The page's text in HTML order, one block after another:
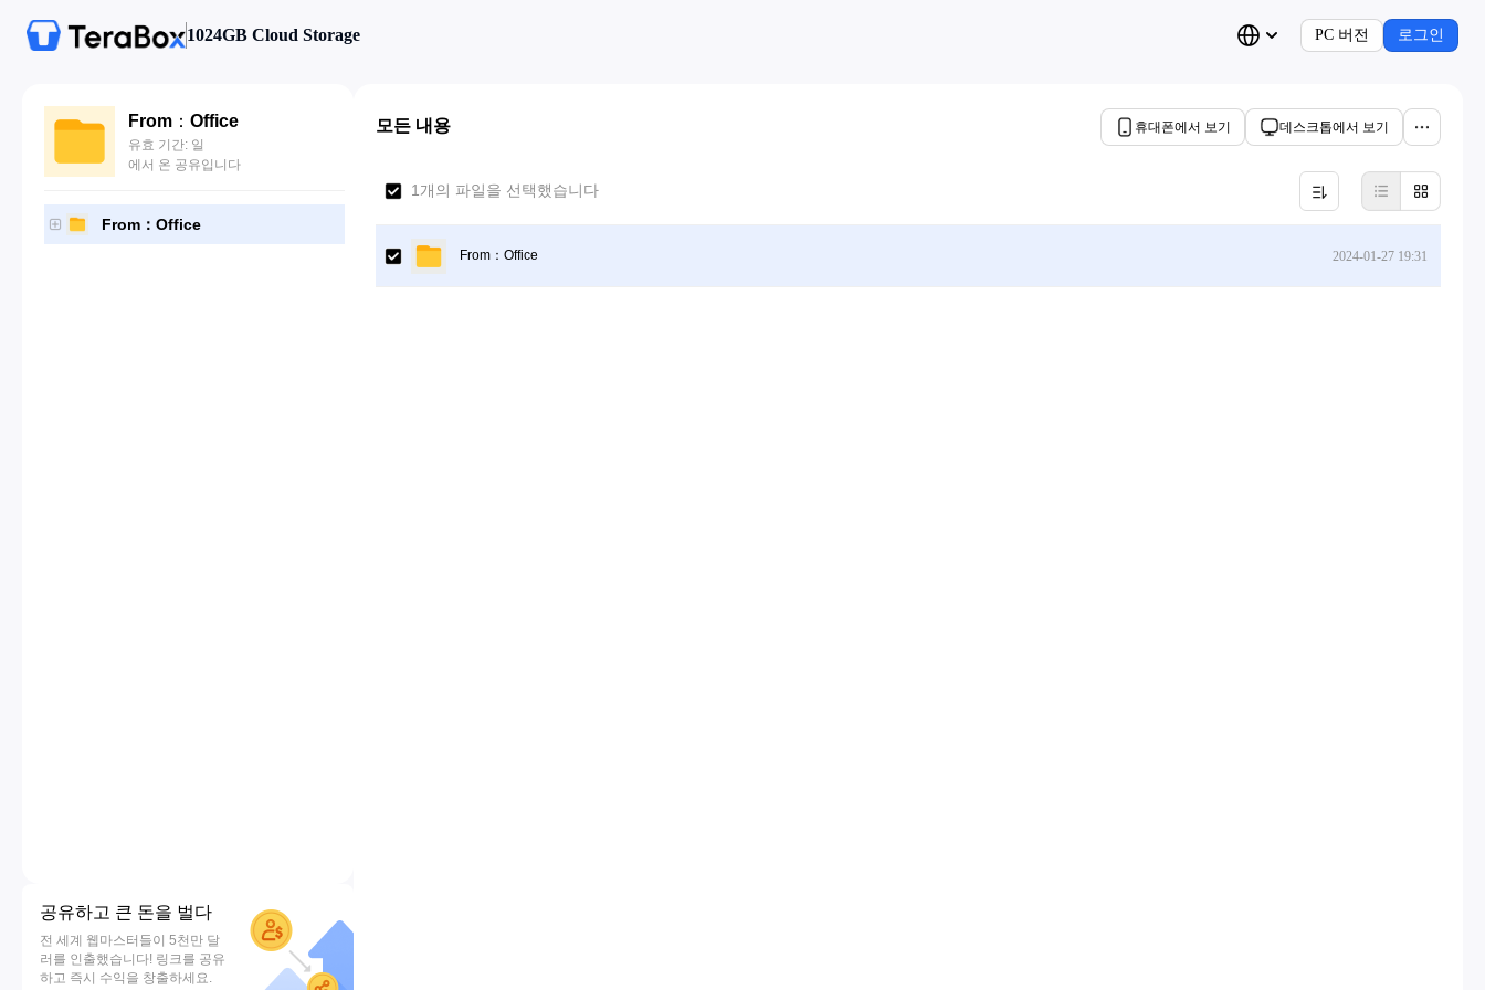
1024GB Cloud Storage PC 버전 로그인
From：Office
유효 기간: 일
에서 온 공유입니다
From：Office
공유하고 큰 돈을 벌다
전 세계 웹마스터들이 5천만 달
러를 인출했습니다! 링크를 공유
하고 즉시 수익을 창출하세요.
모든 내용 휴대폰에서 보기 데스크톱에서 보기
1개의 파일을 선택했습니다
From：Office 2024-01-27 19:31